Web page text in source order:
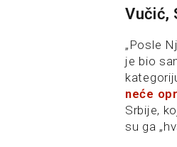
Vučić,
„Posle
je bio
neće
Srbije,
su ga